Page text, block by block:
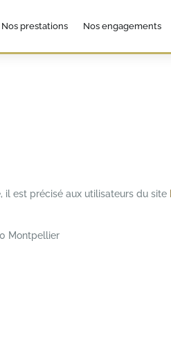
Nos prestations Nos engagements
il est précisé aux utilisateurs du site
Montpellier